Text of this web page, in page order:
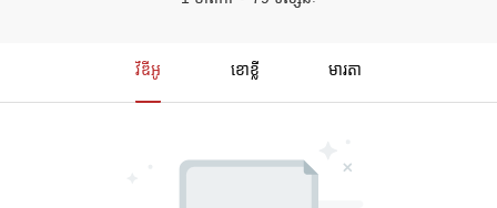
វីឌីអូ ខោខ្លី មារតា